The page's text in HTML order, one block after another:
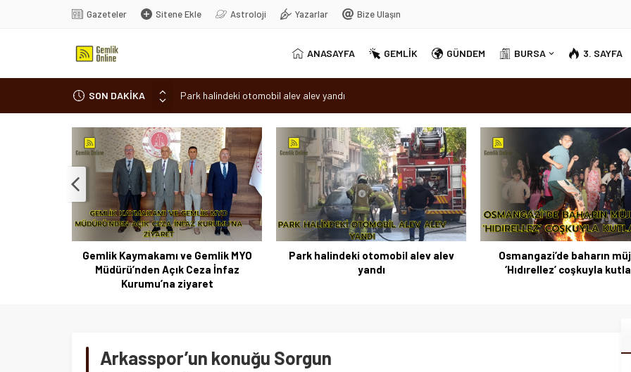
Gazeteler Sitene Ekle Astroloji Yazarlar Bize Ulaşın
ANASAYFA GEMLİK GÜNDEM BURSA 3. SAYFA
SON DAKİKA
Park halindeki otomobil alev alev yandı
Osmangazi’de baharın müjdesi ‘Hıdırellez’ coşkuyla kutlandı
7 aylık hamileyken evden çıktı, sırra kadem bastı
Nilüfer’de ruhsat süreçlerinde “Ortak Akıl” dönemi
Romanya’da Hıdırellez Coşkusu
Gemlik Kaymakamı ve Gemlik MYO
Müdürü’nden Açık Ceza İnfaz
Kurumu’na ziyaret
Park halindeki otomobil alev alev
yandı
Osmangazi’de baharın
‘Hıdırellez’ coşkuyla
Arkasspor’un konuğu Sorgun